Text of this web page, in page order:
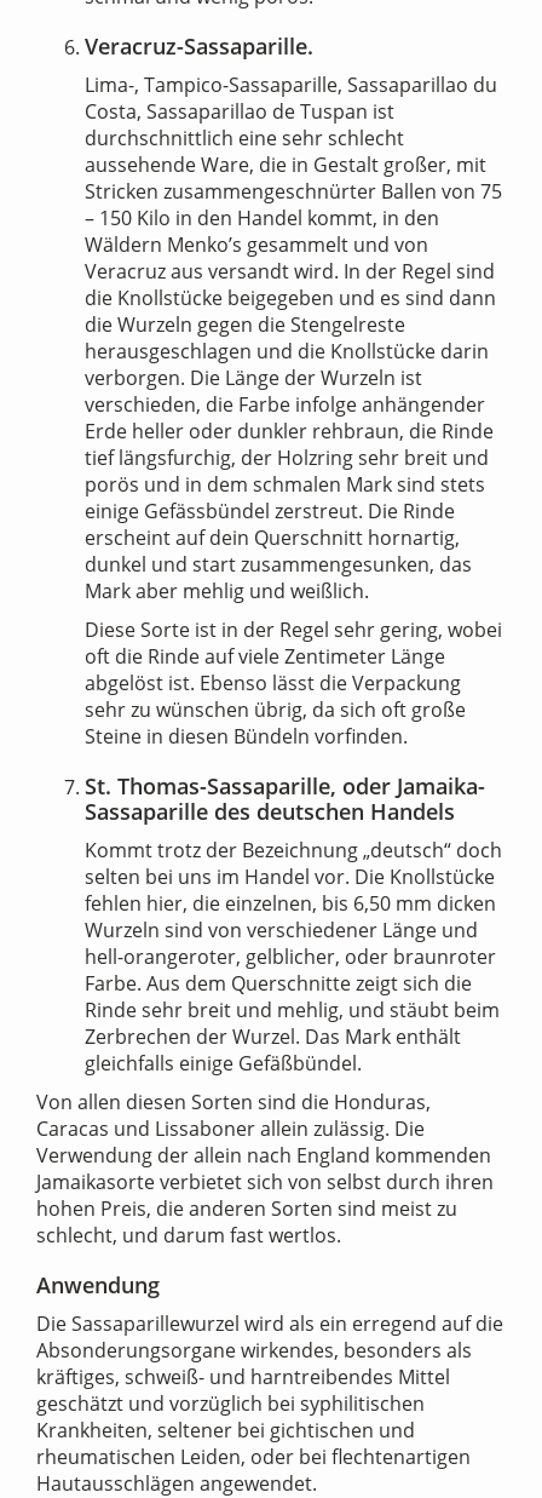
Veracruz-Sassaparille.
Lima-, Tampico-Sassaparille, Sassaparillao du
Costa, Sassaparillao de Tuspan ist
durchschnittlich eine sehr schlecht
aussehende Ware, die in Gestalt großer, mit
Stricken zusammengeschnürter Ballen von 75
– 150 Kilo in den Handel kommt, in den
Wäldern Menko’s gesammelt und von
Veracruz aus versandt wird. In der Regel sind
die Knollstücke beigegeben und es sind dann
die Wurzeln gegen die Stengelreste
herausgeschlagen und die Knollstücke darin
verborgen. Die Länge der Wurzeln ist
verschieden, die Farbe infolge anhängender
Erde heller oder dunkler rehbraun, die Rinde
tief längsfurchig, der Holzring sehr breit und
porös und in dem schmalen Mark sind stets
einige Gefässbündel zerstreut. Die Rinde
erscheint auf dein Querschnitt hornartig,
dunkel und start zusammengesunken, das
Mark aber mehlig und weißlich.
Diese Sorte ist in der Regel sehr gering, wobei
oft die Rinde auf viele Zentimeter Länge
abgelöst ist. Ebenso lässt die Verpackung
sehr zu wünschen übrig, da sich oft große
Steine in diesen Bündeln vorfinden.
St. Thomas-Sassaparille, oder Jamaika-
Sassaparille des deutschen Handels
Kommt trotz der Bezeichnung „deutsch“ doch
selten bei uns im Handel vor. Die Knollstücke
fehlen hier, die einzelnen, bis 6,50 mm dicken
Wurzeln sind von verschiedener Länge und
hell-orangeroter, gelblicher, oder braunroter
Farbe. Aus dem Querschnitte zeigt sich die
Rinde sehr breit und mehlig, und stäubt beim
Zerbrechen der Wurzel. Das Mark enthält
gleichfalls einige Gefäßbündel.
Von allen diesen Sorten sind die Honduras,
Caracas und Lissaboner allein zulässig. Die
Verwendung der allein nach England kommenden
Jamaikasorte verbietet sich von selbst durch ihren
hohen Preis, die anderen Sorten sind meist zu
schlecht, und darum fast wertlos.
Anwendung
Die Sassaparillewurzel wird als ein erregend auf die
Absonderungsorgane wirkendes, besonders als
kräftiges, schweiß- und harntreibendes Mittel
geschätzt und vorzüglich bei syphilitischen
Krankheiten, seltener bei gichtischen und
rheumatischen Leiden, oder bei flechtenartigen
Hautausschlägen angewendet.